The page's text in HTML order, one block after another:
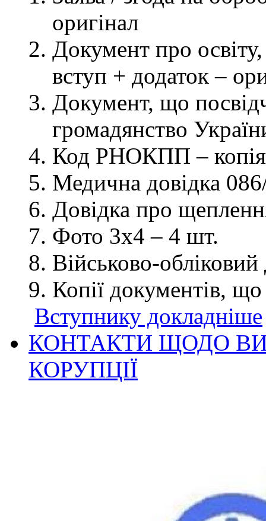
оригінал
Документ про освіту,
вступ + додаток –
Документ, що
громадянство
Код РНОКПП – копія
Медична довідка
Довідка про
Фото 3х4 – 4 шт.
Військово-
Копії документів,
Вступнику докладніше
КОНТАКТИ ЩОДО
КОРУПЦІЇ